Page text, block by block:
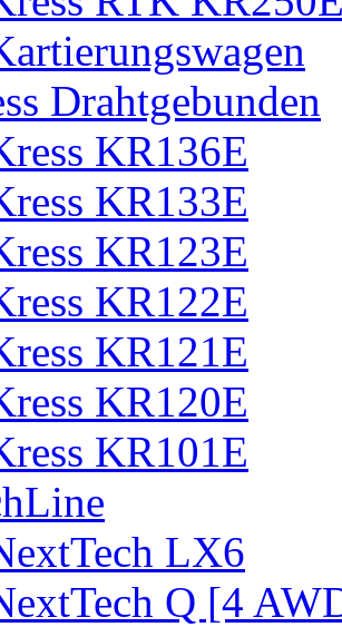
Drahtgebunden
KR136E
KR133E
KR123E
KR122E
KR121E
KR120E
KR101E
LX6
Q [4